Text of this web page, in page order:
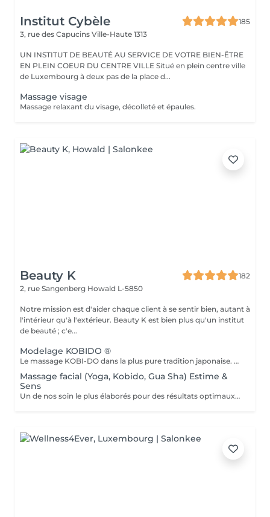
Institut Cybèle
185
3, rue des Capucins Ville-Haute 1313
UN INSTITUT DE BEAUTÉ AU SERVICE DE VOTRE BIEN-ÊTRE
EN PLEIN COEUR DU CENTRE VILLE Situé en plein centre ville
de Luxembourg à deux pas de la place d...
Massage visage
Massage relaxant du visage, décolleté et épaules.
Beauty K
182
2, rue Sangenberg Howald L-5850
Notre mission est d'aider chaque client à se sentir bien, autant à
l'intérieur qu'à l'extérieur. Beauty K est bien plus qu'un institut
de beauté ; c'e...
Modelage KOBIDO ®
Le massage KOBI-DO dans la plus pure tradition japonaise. Le KOBI-DO, est un modelage liftant du visage né au Japon au 15ème siècle. Il était autrefois le privilège des impératrices et des geishas. Aujourd'hui, il fait fureur en occident pour toutes les femmes qui recherchent un rajeunissement sans techniques invasives. Comprenant plus de deux cents techniques manuelles, le KOBI-DO est considéré comme l'un des massages faciaux les plus sophistiqué au monde. Les techniques du KOBI-DO tels les lissages, les tapotements et les pincements. Ces gestes précis permettent de travailler la peau, les muscles, les fascias et la lymphe. L'académie des facialistes ©
Massage facial (Yoga, Kobido, Gua Sha) Estime &
Sens
Un de nos soin le plus élaborés pour des résultats optimaux pour toutes les peaux. À base de nos produits cosméceutiques & 3 techniques de modelage différents dédiées à l'anti-âge (drainage et remodelage visage) Pour ce soin nous utiliserons 3 techniques : LE YOGA DU VISAGE Puisque vieillir est naturel, le yoga du visage, permet d'apporter au plus grand nombre, une méthode globale de rajeunissement et de prévention de la sénescence mais également de bien-être. LE LIFTING NATUREL JAPONAIS - KOBIDO Composé d'un enchaînement de mouvements effectués avec précision sur votre peau, il allie lissage, pétrissage, percussion, vibration et pression. Il est doux, subtil et profond en fonction de la zone à traiter et de la nature de la peau. LE DRAINAGE LIFTANT AU GUA SHA de Quartz Rose. Le massage au gua sha travaille sur les énergies et la circulation lymphatique pour drainer, évacuer les toxines et stimuler la circulation du sang et des énergies. La pierre vient stimuler, en douceur, les points qui se trouvent le long des méridiens et lignes d'énergie du corps.